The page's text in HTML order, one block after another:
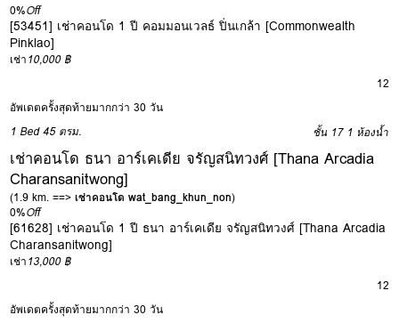
0%Off
[53451] เช่าคอนโด 1 ปี คอมมอนเวลธ์ ปิ่นเกล้า [Commonwealth
Pinklao]
เช่า10,000 ฿
12
อัพเดตครั้งสุดท้ายมากกว่า 30 วัน
1 Bed 45 ตรม. ชั้น 17 1 ห้องน้ำ
เช่าคอนโด ธนา อาร์เคเดีย จรัญสนิทวงศ์ [Thana Arcadia
Charansanitwong]
(1.9 km. ==>เช่าคอนโด wat_bang_khun_non)
0%Off
[61628] เช่าคอนโด 1 ปี ธนา อาร์เคเดีย จรัญสนิทวงศ์ [Thana Arcadia
Charansanitwong]
เช่า13,000 ฿
12
อัพเดตครั้งสุดท้ายมากกว่า 30 วัน